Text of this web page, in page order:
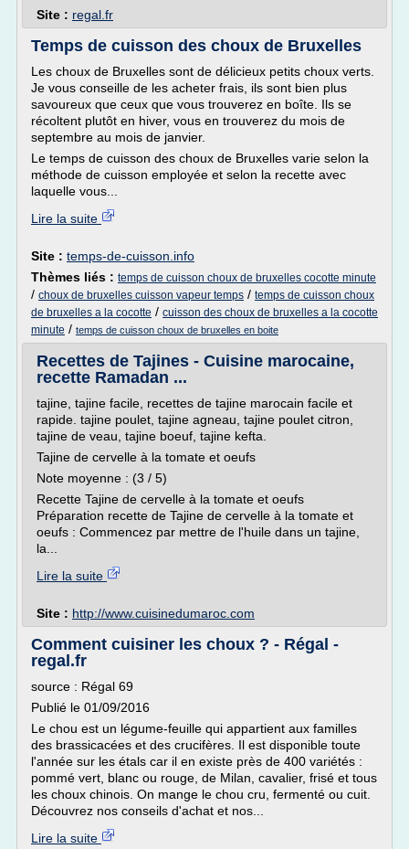
Site : regal.fr
Temps de cuisson des choux de Bruxelles
Les choux de Bruxelles sont de délicieux petits choux verts.
Je vous conseille de les acheter frais, ils sont bien plus
savoureux que ceux que vous trouverez en boîte. Ils se
récoltent plutôt en hiver, vous en trouverez du mois de
septembre au mois de janvier.
Le temps de cuisson des choux de Bruxelles varie selon la
méthode de cuisson employée et selon la recette avec
laquelle vous...
Lire la suite
Site : temps-de-cuisson.info
Thèmes liés : temps de cuisson choux de bruxelles cocotte minute
/ choux de bruxelles cuisson vapeur temps / temps de cuisson choux
de bruxelles a la cocotte / cuisson des choux de bruxelles a la cocotte
minute / temps de cuisson choux de bruxelles en boite
Recettes de Tajines - Cuisine marocaine,
recette Ramadan ...
tajine, tajine facile, recettes de tajine marocain facile et
rapide. tajine poulet, tajine agneau, tajine poulet citron,
tajine de veau, tajine boeuf, tajine kefta.
Tajine de cervelle à la tomate et oeufs
Note moyenne : (3 / 5)
Recette Tajine de cervelle à la tomate et oeufs
Préparation recette de Tajine de cervelle à la tomate et
oeufs : Commencez par mettre de l'huile dans un tajine,
la...
Lire la suite
Site : http://www.cuisinedumaroc.com
Comment cuisiner les choux ? - Régal -
regal.fr
source : Régal 69
Publié le 01/09/2016
Le chou est un légume-feuille qui appartient aux familles
des brassicacées et des crucifères. Il est disponible toute
l'année sur les étals car il en existe près de 400 variétés :
pommé vert, blanc ou rouge, de Milan, cavalier, frisé et tous
les choux chinois. On mange le chou cru, fermenté ou cuit.
Découvrez nos conseils d'achat et nos...
Lire la suite